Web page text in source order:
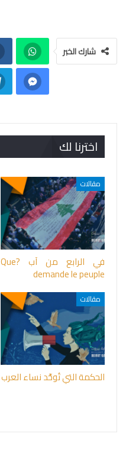
شارك الخبر
اخترنا لك
مقالات
في الرابع من آب ?Que
demande le peuple
مقالات
الحكمة التي تُوحِّد نساء العرب